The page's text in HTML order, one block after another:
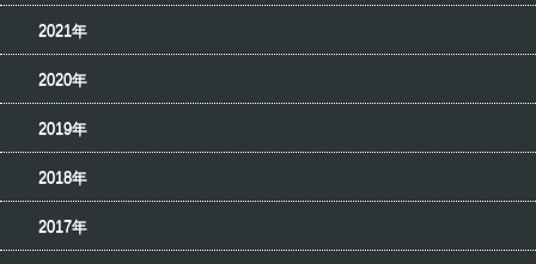
2021年
2020年
2019年
2018年
2017年